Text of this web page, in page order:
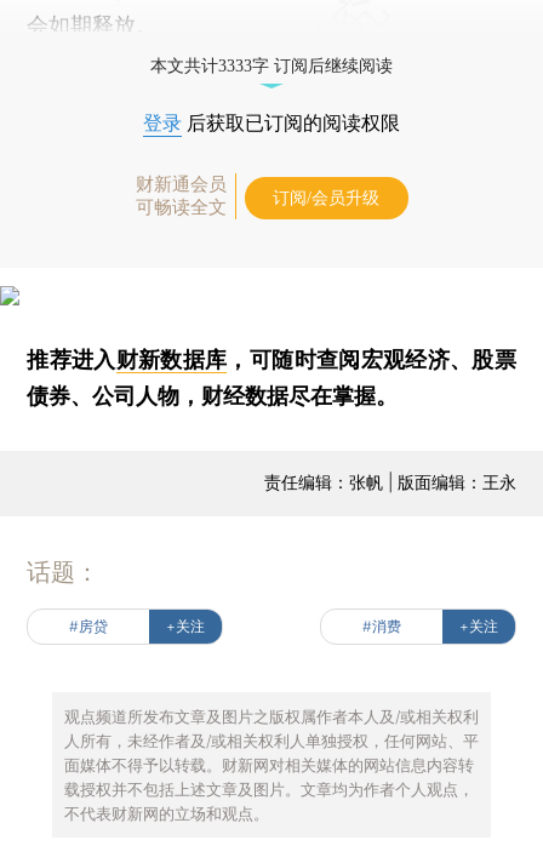
会如期释放。
本文共计3333字 订阅后继续阅读
登录 后获取已订阅的阅读权限
财新通会员
可畅读全文
订阅/会员升级
推荐进入财新数据库 ，可随时查阅宏观经济、股票
债券、公司人物，财经数据尽在掌握。
责任编辑：张帆 | 版面编辑：王永
话题：
#房贷 +关注 #消费 +关注
观点频道所发布文章及图片之版权属作者本人及/或相关权利
人所有，未经作者及/或相关权利人单独授权，任何网站、平
面媒体不得予以转载。财新网对相关媒体的网站信息内容转
载授权并不包括上述文章及图片。文章均为作者个人观点，
不代表财新网的立场和观点。